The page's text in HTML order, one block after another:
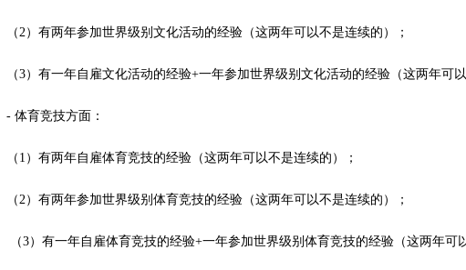
（2）有两年参加世界级别文化活动的经验（这两年可以不是连续的）；
（3）有一年自雇文化活动的经验+一年参加世界级别文化活动的经验（这两年可
- 体育竞技方面：
（1）有两年自雇体育竞技的经验（这两年可以不是连续的）；
（2）有两年参加世界级别体育竞技的经验（这两年可以不是连续的）；
（3）有一年自雇体育竞技的经验+一年参加世界级别体育竞技的经验（这两年可